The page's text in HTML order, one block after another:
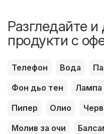
Разгледайте
продукти с
Телефон Вода
Фон дьо тен
Лампа
Пипер
Олио
Молив за очи